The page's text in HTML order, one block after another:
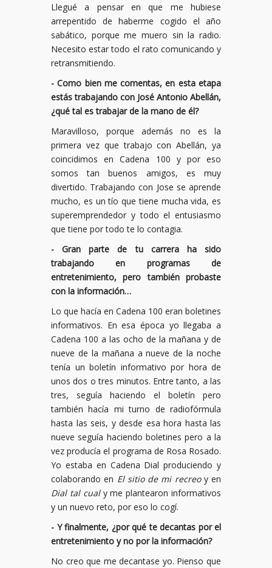
Llegué a pensar en que me hubiese
arrepentido de haberme cogido el año
sabático, porque me muero sin la radio.
Necesito estar todo el rato comunicando y
retransmitiendo.
- Como bien me comentas, en esta etapa
estás trabajando con José Antonio Abellán,
¿qué tal es trabajar de la mano de él?
Maravilloso, porque además no es la
primera vez que trabajo con Abellán, ya
coincidimos en Cadena 100 y por eso
somos tan buenos amigos, es muy
divertido. Trabajando con Jose se aprende
mucho, es un tío que tiene mucha vida, es
superemprendedor y todo el entusiasmo
que tiene por todo te lo contagia.
- Gran parte de tu carrera ha sido
trabajando en programas de
entretenimiento, pero también probaste
con la información…
Lo que hacía en Cadena 100 eran boletines
informativos. En esa época yo llegaba a
Cadena 100 a las ocho de la mañana y de
nueve de la mañana a nueve de la noche
tenía un boletín informativo por hora de
unos dos o tres minutos. Entre tanto, a las
tres, seguía haciendo el boletín pero
también hacía mi turno de radiofórmula
hasta las seis, y desde esa hora hasta las
nueve seguía haciendo boletines pero a la
vez producía el programa de Rosa Rosado.
Yo estaba en Cadena Dial produciendo y
colaborando en El sitio de mi recreoy en
Dial tal cual y me plantearon informativos
y un nuevo reto, por eso lo cogí.
- Y finalmente, ¿por qué te decantas por el
entretenimiento y no por la información?
No creo que me decantase yo. Pienso que